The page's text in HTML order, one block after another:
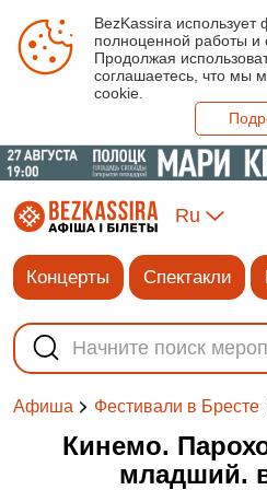
BezKassira
полноценной работы и
Продолжая
соглашаетесь, что мы
cookie.
Ru
Концерты Спектакли
Афиша Фестивали в Бресте
Кинемо.
младший.